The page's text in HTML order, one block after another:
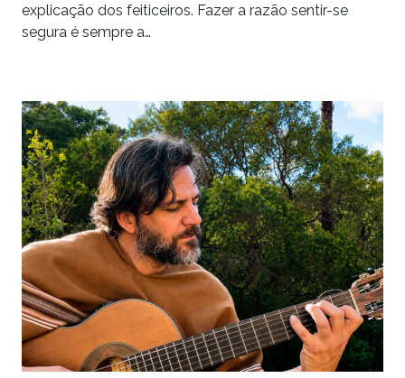
explicação dos feiticeiros. Fazer a razão sentir-se
segura é sempre a…